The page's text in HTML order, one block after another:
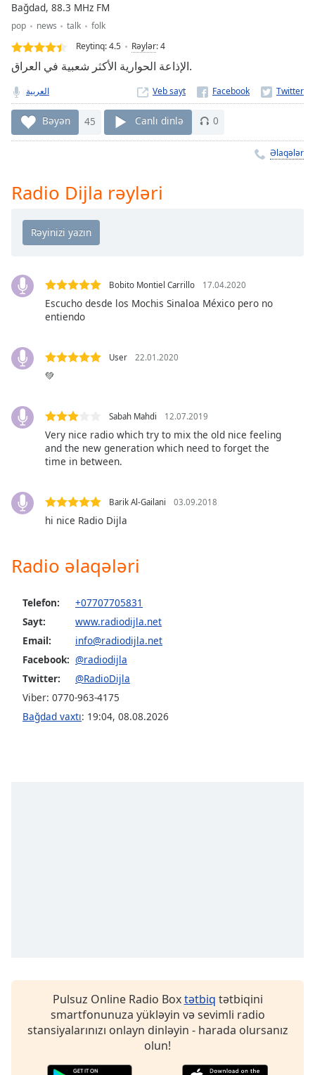
Loaded:
0.00%
Stream
Type
LIVE
Seek to
live,
currently
behind
LIVE
Remaining
Rate
Chapters
Descriptions
off
selected
subtitles
settings,
opens
subtitles
dialog
subtitles
Audio
Picture-
Picture
Fullscreen
modal
window.
Bağdad, 88.3 MHz FM
pop news talk
folk
Reytinq:4.5 Rəylər:4
الإذاعة الحوارية الأكثر شعبية في العراق.
العربية Veb sayt
Bəyən 45 Canlı dinlə 0
Əlaqələr
Radio Dijla rəyləri
Bobito Montiel Carrillo 17.04.2020
Escucho desde los Mochis Sinaloa México pero no
entiendo
User 22.01.2020
💚
Sabah Mahdi 12.07.2019
Very nice radio which try to mix the old nice feeling
and the new generation which need to forget the
time in between.
Barik Al-Gailani 03.09.2018
hi nice Radio Dijla
Radio əlaqələri
Telefon:
+07707705831
Sayt:
www.radiodijla.net
Email:
info@radiodijla.net
Facebook: @radiodijla
Twitter:
@RadioDijla
Viber: 0770-963-4175
Bağdad vaxtı: 19:04, 08.08.2026
Pulsuz Online Radio Boxtətbiq tətbiqini
smartfonunuza yükləyin və sevimli radio
stansiyalarınızı onlayn dinləyin - harada olursanız
olun!